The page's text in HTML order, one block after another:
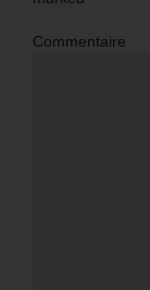
Commentaire